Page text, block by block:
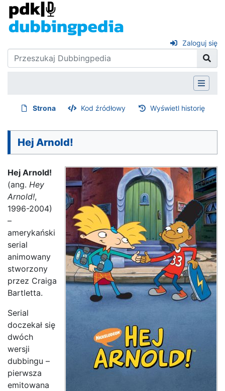
Zaloguj się
Strona Kod źródłowy Wyświetl historię
Hej Arnold!
Hej Arnold!
(ang. Hey
Arnold!,
1996-2004)
–
amerykański
serial
animowany
stworzony
przez Craiga
Bartletta.
Serial
doczekał się
dwóch
wersji
dubbingu –
pierwsza
emitowana